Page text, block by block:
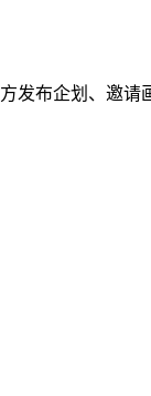
发布企划、邀请